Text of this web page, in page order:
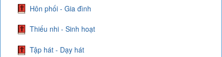
Hôn phối - Gia đình
Thiếu nhi - Sinh hoạt
Tập hát - Dạy hát